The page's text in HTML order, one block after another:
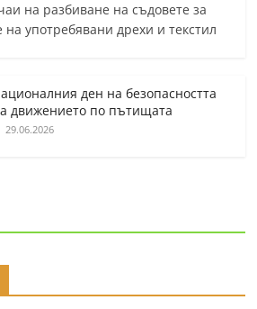
на разбиване на съдовете за
употребявани дрехи и текстил
ден на безопасността
движението по пътищата
29.06.2026